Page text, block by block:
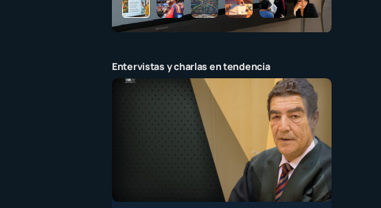
Entervistas y charlas en tendencia